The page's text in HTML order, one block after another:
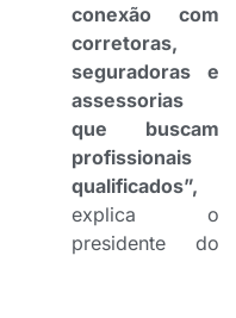
conexão com
corretoras,
seguradoras e
assessorias
que buscam
profissionais
qualificados”,
explica o
presidente do